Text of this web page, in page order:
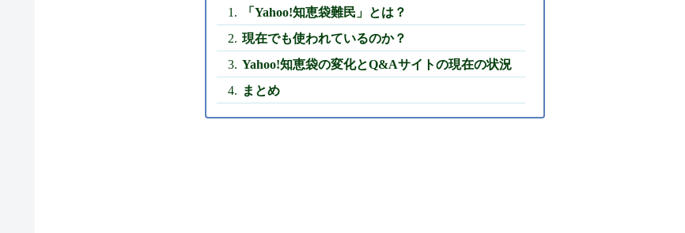
「Yahoo!知恵袋難民」とは？
現在でも使われているのか？
Yahoo!知恵袋の変化とQ&Aサイトの現在の状況
まとめ